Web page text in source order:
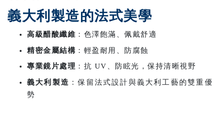
義大利製造的法式美學
高級醋酸纖維 ：色澤飽滿、佩戴舒適
精密金屬結構 ：輕盈耐用、防腐蝕
專業鏡片處理 ：抗 UV、防眩光，保持清晰視野
義大利製造 ：保留法式設計與義大利工藝的雙重優
勢